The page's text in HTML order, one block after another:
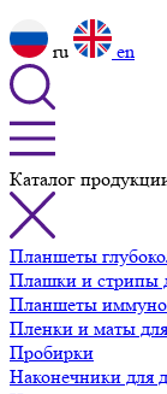
ru en
Каталог
Планшеты
Плашки и стрипы
Планшеты
Пленки и маты
Пробирки
Наконечники для